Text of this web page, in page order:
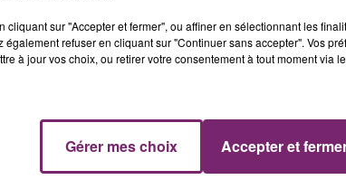
cliquant sur "Accepter et fermer", ou affiner en sélectionnant les
également refuser en cliquant sur "Continuer sans accepter". Vos
à jour vos choix, ou retirer votre consentement à tout moment via
Gérer mes choix Accepter et